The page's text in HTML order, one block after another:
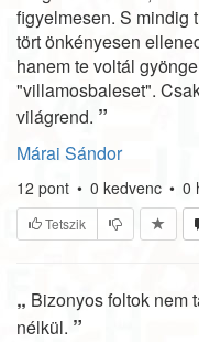
figyelmesen. S mindig
tört önkényesen
hanem te voltál
"villamosbaleset".
világrend. ”
Márai Sándor
12 pont • 0 kedvenc • 0
Tetszik
„ Bizonyos foltok nem
nélkül. ”